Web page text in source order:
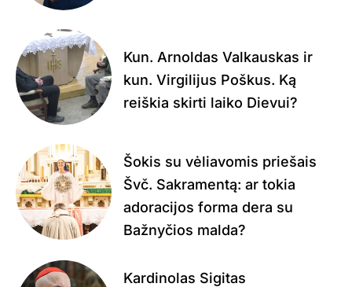
Kun. Arnoldas Valkauskas ir
kun. Virgilijus Poškus. Ką
reiškia skirti laiko Dievui?
Šokis su vėliavomis priešais
Švč. Sakramentą: ar tokia
adoracijos forma dera su
Bažnyčios malda?
Kardinolas Sigitas